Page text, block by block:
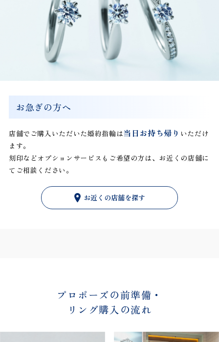
お急ぎの方へ
店舗でご購入いただいた婚約指輪は当日お持ち帰り いただけ
ます。
刻印などオプションサービスもご希望の方は、お近くの店舗に
てご相談ください。
お近くの店舗を探す
プロポーズの前準備・
リング購入の流れ